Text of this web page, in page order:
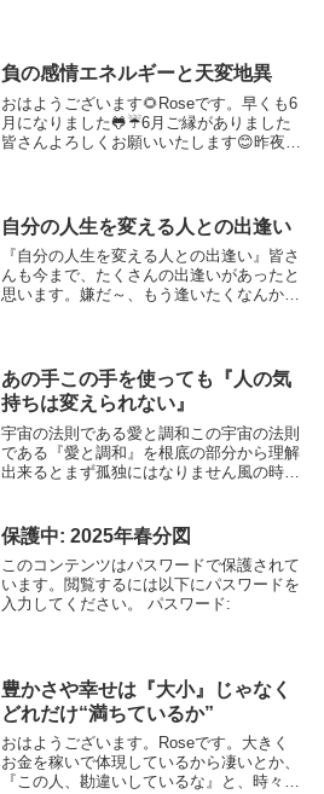
速しているよ...
負の感情エネルギーと天変地異
おはようございます🌻Roseです。早くも6
月になりました🐸☔6月ご縁がありました
皆さんよろしくお願いいたします😊昨夜お
す。202...
自分の人生を変える人との出逢い
『自分の人生を変える人との出逢い』皆さ
んも今まで、たくさんの出逢いがあったと
思います。嫌だ～、もう逢いたくなんかな
のない出逢い...
あの手この手を使っても『人の気
持ちは変えられない』
宇宙の法則である愛と調和この宇宙の法則
である『愛と調和』を根底の部分から理解
出来るとまず孤独にはなりません風の時
ングレスしていよいよ本格的な風の時代に
突入します風...
保護中: 2025年春分図
このコンテンツはパスワードで保護されて
います。閲覧するには以下にパスワードを
入力してください。 パスワード:
豊かさや幸せは『大小』じゃなく
どれだけ“満ちているか”
おはようございます。Roseです。大きく
お金を稼いで体現しているから凄いとか、
『この人、勘違いしているな』と、時々感